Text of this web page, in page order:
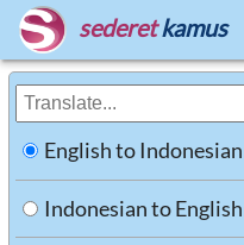
sederet kamus
English to Indonesian
Indonesian to English